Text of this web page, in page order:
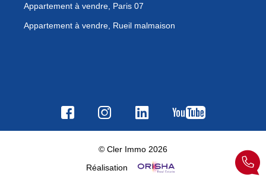
Appartement à vendre, Paris 07
Appartement à vendre, Rueil malmaison
© Cler Immo 2026
Réalisation